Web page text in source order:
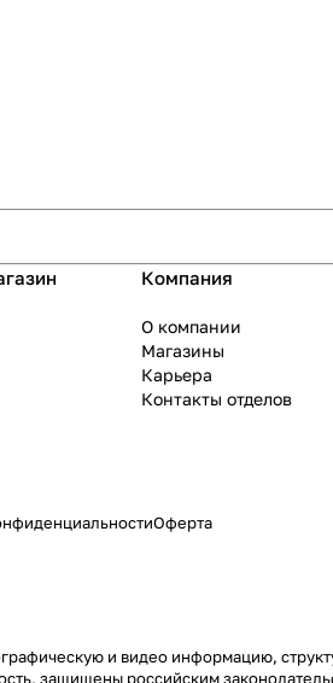
Компания
О компании
Магазины
Карьера
Контакты отделов
Оферта
и видео информацию,
защищены российским